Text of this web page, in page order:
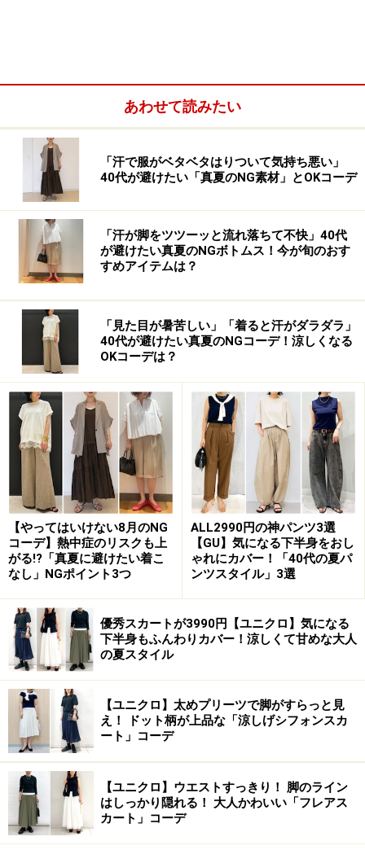
「メッシュメリージェーンシューズ」（税込1990円）
は、トレンドのメッシュ素材を全体に使った、新鮮なデ
ザインが目をひくアイテムです。素足ではくのはもちろ
ん、ソックスをはいて色の組み合わせを楽しむのもおす
すめ。
しっかり屈曲するつくりなのでフィット感があり、軽量
ではきやすく疲れにくいのも高ポイントです。通気性が
高いため、気温が上がるこれからのシーズンに涼しくは
けそうなのもうれしいですね。
メッシュ素材が抜け感をプラスしてくれます 出典：
StyleHint
カラバリはブラックとシルバーの2色展開です。
写真はホルターネックのタンクトップにロングカーディ
ガンを羽織り、チュール素材のフレアスカートを合わせ
たオールブラックコーデ。シューズにシルバーを選んだ
ことで、明るさが加わり、春夏らしい着こなしに仕上が
っています。
あわせて読みたい
「汗で服がベタベタはりついて気持ち悪い」
40代が避けたい「真夏のNG素材」とOKコーデ
「汗が脚をツツーッと流れ落ちて不快」40代
が避けたい真夏のNGボトムス！今が旬のおす
すめアイテムは？
「見た目が暑苦しい」「着ると汗がダラダラ」
40代が避けたい真夏のNGコーデ！涼しくなる
OKコーデは？
【やってはいけない8月のNG
コーデ】熱中症のリスクも上
がる!?「真夏に避けたい着こ
なし」NGポイント3つ
ALL2990円の神パンツ3選
【GU】気になる下半身をおし
ゃれにカバー！「40代の夏パ
ンツスタイル」3選
優秀スカートが3990円【ユニクロ】気になる
下半身もふんわりカバー！涼しくて甘めな大人
の夏スタイル
【ユニクロ】太めプリーツで脚がすらっと見
え！ ドット柄が上品な「涼しげシフォンスカ
ート」コーデ
【ユニクロ】ウエストすっきり！ 脚のライン
はしっかり隠れる！ 大人かわいい「フレアス
カート」コーデ